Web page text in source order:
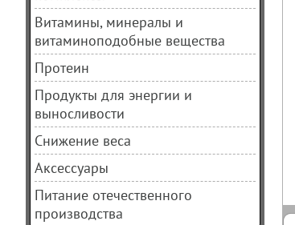
Витамины, минералы и
витаминоподобные вещества
Протеин
Продукты для энергии и
выносливости
Снижение веса
Аксессуары
Питание отечественного
производства